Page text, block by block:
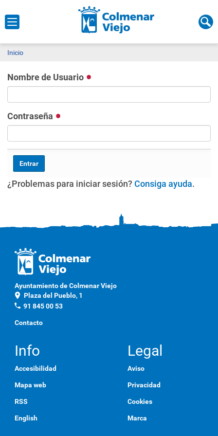
Inicio
Nombre de Usuario
Contraseña
¿Problemas para iniciar sesión? Consiga ayuda.
Ayuntamiento de Colmenar Viejo
location_on Plaza del Pueblo, 1
phone 91 845 00 53
Contacto
Info
Accesibilidad
Mapa web
RSS
English
Legal
Aviso
Privacidad
Cookies
Marca